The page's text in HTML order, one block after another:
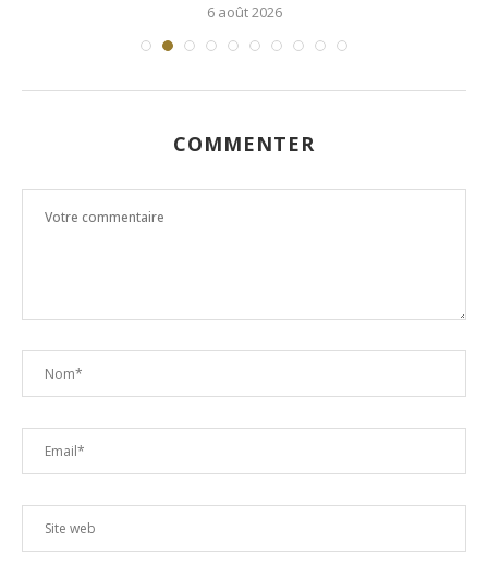
6 août 2026
COMMENTER